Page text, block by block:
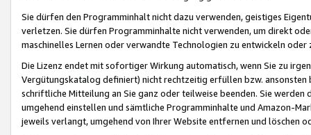
Sie dürfen den Programminhalt nicht dazu verwenden, geistiges
verletzen. Sie dürfen Programminhalte nicht verwenden, um direkt
maschinelles Lernen oder verwandte Technologien zu entwickeln
Die Lizenz endet mit sofortiger Wirkung automatisch, wenn Sie zu
Vergütungskatalog definiert) nicht rechtzeitig erfüllen bzw. ansonsten
schriftliche Mitteilung an Sie ganz oder teilweise beenden. Sie werden
umgehend einstellen und sämtliche Programminhalte und Amazon-
jeweils verlangt, umgehend von Ihrer Website entfernen und löschen